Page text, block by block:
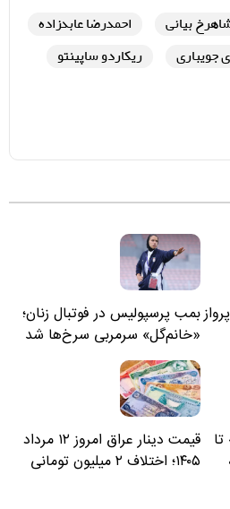
بیانی
احمدرضا عابدزاده
جویباری ریکاردو ساپینتو
بمب پرسپولیس در فوتبال زنان؛
«خانم‌گل» سرمربی سرخ‌ها شد
قیمت دینار عراق امروز ۱۲ مرداد
۱۴۰۵؛ اختلاف ۲ میلیون تومانی